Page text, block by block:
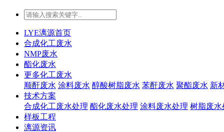
LYE漓源首页
合成化工废水
NMP废水
酯化废水
更多化工废水
顺酐废水 涂料废水 醇酸树脂废水 苯酐废水 聚酯废水 新
技术方案
合成化工废水处理 酯化废水处理 涂料废水处理 树脂废水
样板工程
漓源资讯